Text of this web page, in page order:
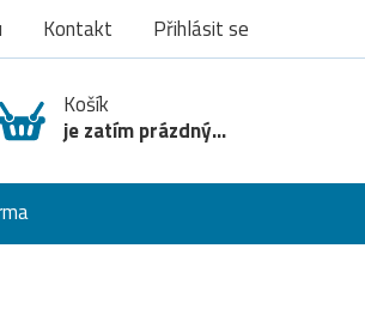
Kontakt Přihlásit se
Košík
je zatím prázdný...